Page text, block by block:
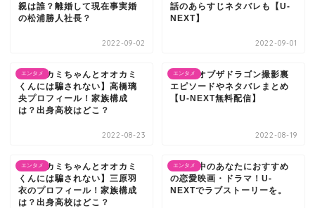
親は誰？離婚して現在事実婚
の松浦勝人社長？
2022-09-02
話のあらすじネタバレも【U-
NEXT】
2022-09-01
エンタメ
【オオカミちゃんとオオカミ
くんには騙されない】高橋璃
央プロフィール！家族構成
は？出身高校はどこ？
2022-08-23
エンタメ
ハウスオブザドラゴン撮影裏
エピソードやネタバレまとめ
【U-NEXT無料配信】
2022-08-19
エンタメ
【オオカミちゃんとオオカミ
くんには騙されない】三原羽
衣のプロフィール！家族構成
は？出身高校はどこ？
エンタメ
片思い中のあなたにおすすめ
の恋愛映画・ドラマ！U-
NEXTでラブストーリーを。